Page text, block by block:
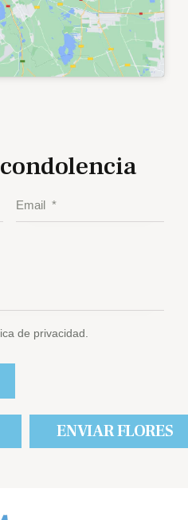
de privacidad.
ENVIAR FLORES